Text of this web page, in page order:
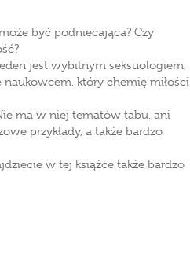
być podniecająca? Czy
jest wybitnym seksuologiem,
który chemię miłości
ma w niej tematów tabu, ani
przykłady, a także bardzo
w tej książce także bardzo